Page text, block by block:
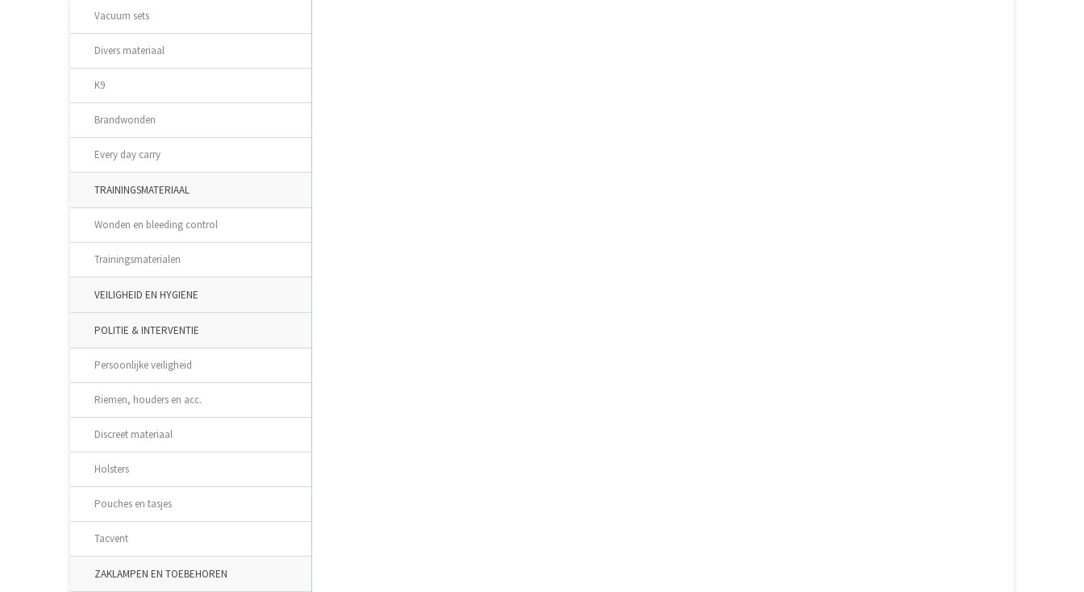
Vacuum sets
Divers materiaal
K9
Brandwonden
Every day carry
TRAININGSMATERIAAL
Wonden en bleeding control
Trainingsmaterialen
VEILIGHEID EN HYGIENE
POLITIE & INTERVENTIE
Persoonlijke veiligheid
Riemen, houders en acc.
Discreet materiaal
Holsters
Pouches en tasjes
Tacvent
ZAKLAMPEN EN TOEBEHOREN